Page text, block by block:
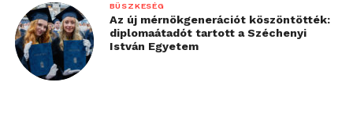
BÜSZKESÉG
Az új mérnökgenerációt köszöntötték:
diplomaátadót tartott a Széchenyi
István Egyetem